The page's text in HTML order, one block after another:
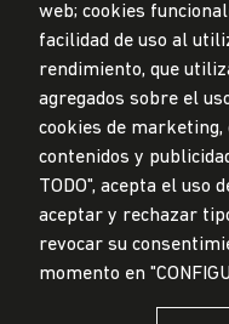
Privacidad de datos
Mesa de partes
© Universidad de Lima,
Todos los derechos
Diseñado porPartners
LA UNIVERSIDAD DE LIMA
web; cookies
facilidad de uso al
rendimiento, que
agregados sobre el
cookies de
contenidos y
TODO", acepta el uso
aceptar y rechazar
revocar su
momento en